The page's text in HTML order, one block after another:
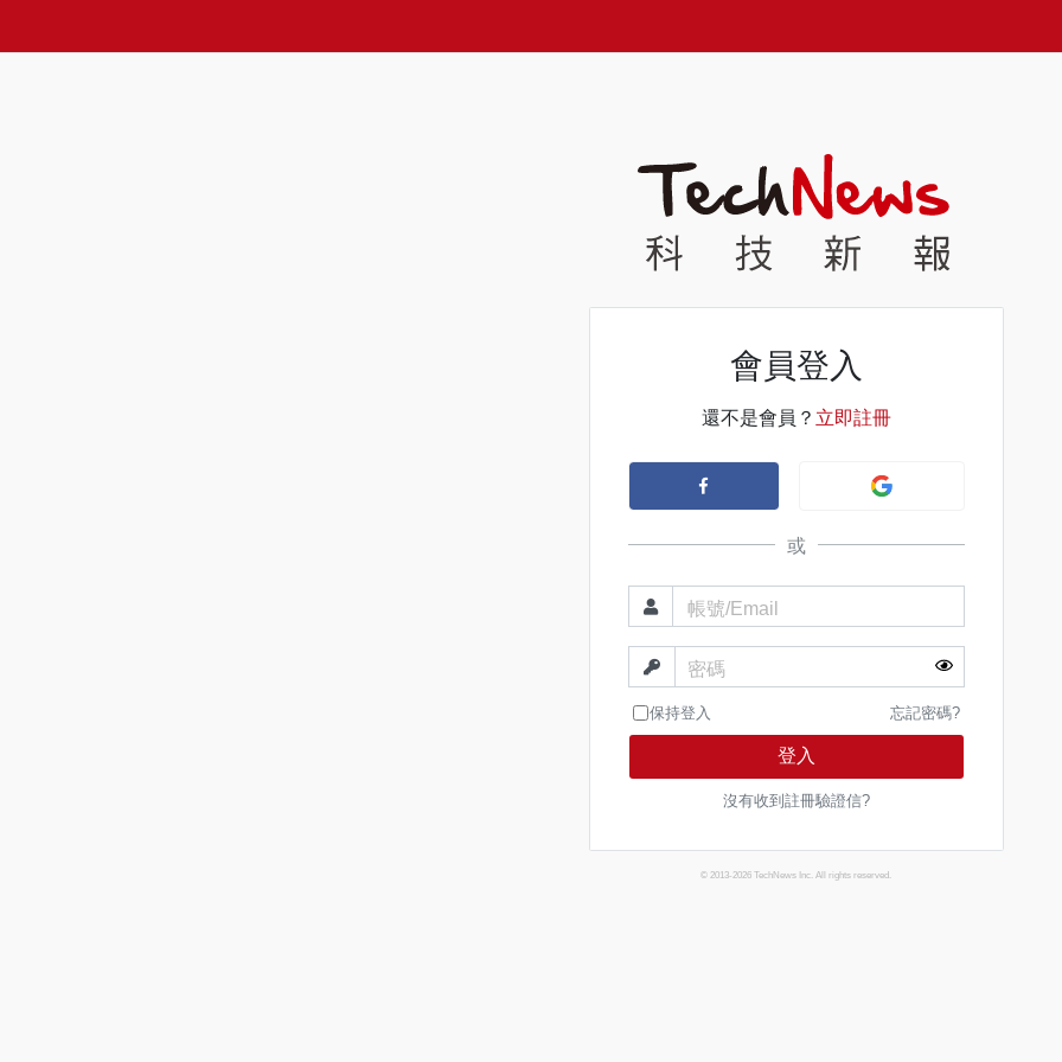
會員登入
還不是會員？ 立即註冊
或
帳號/Email
密碼
保持登入 忘記密碼?
登入
沒有收到註冊驗證信?
© 2013-2026 TechNews Inc. All rights reserved.